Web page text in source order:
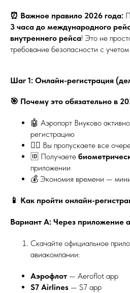
⏰ Важное правило 2026 года:
3 часа до международного
внутреннего рейса! Это не
требование безопасности с
Шаг 1: Онлайн-регистрация
🎯 Почему это обязательно в
🤖 Аэропорт Внуково
регистрацию
🚶‍♂️ Вы пропускаете все
🆔 Получаете
приложении
💰 Экономия времени —
📱 Как пройти онлайн-
Вариант А: Через приложение
Скачайте официальное
авиакомпании:
Аэрофлот — Aeroflot app
S7 Airlines — S7 app